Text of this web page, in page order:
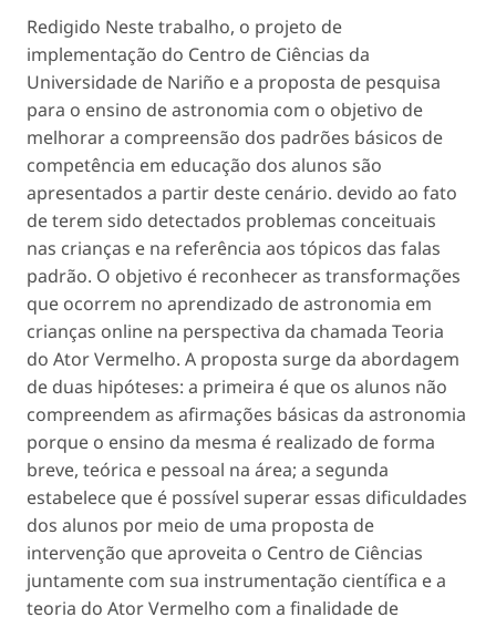
Redigido Neste trabalho, o projeto de
implementação do Centro de Ciências da
Universidade de Nariño e a proposta de pesquisa
para o ensino de astronomia com o objetivo de
melhorar a compreensão dos padrões básicos de
competência em educação dos alunos são
apresentados a partir deste cenário. devido ao fato
de terem sido detectados problemas conceituais
nas crianças e na referência aos tópicos das falas
padrão. O objetivo é reconhecer as transformações
que ocorrem no aprendizado de astronomia em
crianças online na perspectiva da chamada Teoria
do Ator Vermelho. A proposta surge da abordagem
de duas hipóteses: a primeira é que os alunos não
compreendem as afirmações básicas da astronomia
porque o ensino da mesma é realizado de forma
breve, teórica e pessoal na área; a segunda
estabelece que é possível superar essas dificuldades
dos alunos por meio de uma proposta de
intervenção que aproveita o Centro de Ciências
juntamente com sua instrumentação científica e a
teoria do Ator Vermelho com a finalidade de